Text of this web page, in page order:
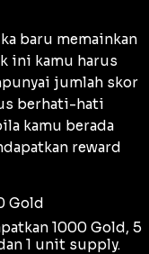
baru memainkan
ini kamu harus
jumlah skor
berhati-hati
kamu berada
reward
Gold
1000 Gold, 5
1 unit supply.